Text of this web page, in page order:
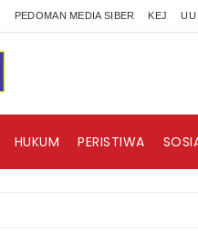
PEDOMAN MEDIA SIBER KEJ UU
HUKUM PERISTIWA